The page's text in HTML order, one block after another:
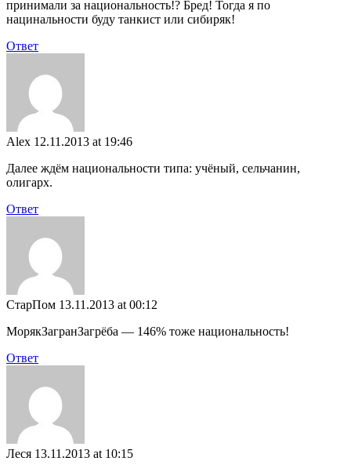
принимали за национальность!? Бред! Тогда я по
нацинальности буду танкист или сибиряк!
Ответ
Alex 12.11.2013 at 19:46
Далее ждём национальности типа: учёный, сельчанин,
олигарх.
Ответ
СтарПом 13.11.2013 at 00:12
МорякЗагранЗагрёба — 146% тоже национальность!
Ответ
Леся 13.11.2013 at 10:15